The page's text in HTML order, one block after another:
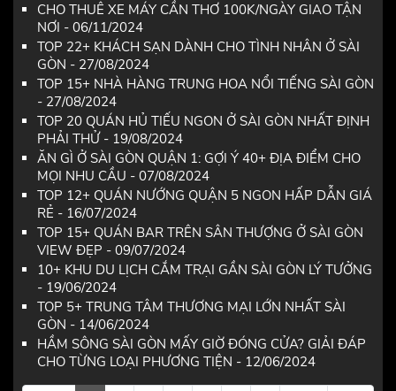
CHO THUÊ XE MÁY CẦN THƠ 100K/NGÀY GIAO TẬN
NƠI - 06/11/2024
TOP 22+ KHÁCH SẠN DÀNH CHO TÌNH NHÂN Ở SÀI
GÒN - 27/08/2024
TOP 15+ NHÀ HÀNG TRUNG HOA NỔI TIẾNG SÀI GÒN
- 27/08/2024
TOP 20 QUÁN HỦ TIẾU NGON Ở SÀI GÒN NHẤT ĐỊNH
PHẢI THỬ - 19/08/2024
ĂN GÌ Ở SÀI GÒN QUẬN 1: GỢI Ý 40+ ĐỊA ĐIỂM CHO
MỌI NHU CẦU - 07/08/2024
TOP 12+ QUÁN NƯỚNG QUẬN 5 NGON HẤP DẪN GIÁ
RẺ - 16/07/2024
TOP 15+ QUÁN BAR TRÊN SÂN THƯỢNG Ở SÀI GÒN
VIEW ĐẸP - 09/07/2024
10+ KHU DU LỊCH CẮM TRẠI GẦN SÀI GÒN LÝ TƯỞNG
- 19/06/2024
TOP 5+ TRUNG TÂM THƯƠNG MẠI LỚN NHẤT SÀI
GÒN - 14/06/2024
HẦM SÔNG SÀI GÒN MẤY GIỜ ĐÓNG CỬA? GIẢI ĐÁP
CHO TỪNG LOẠI PHƯƠNG TIỆN - 12/06/2024